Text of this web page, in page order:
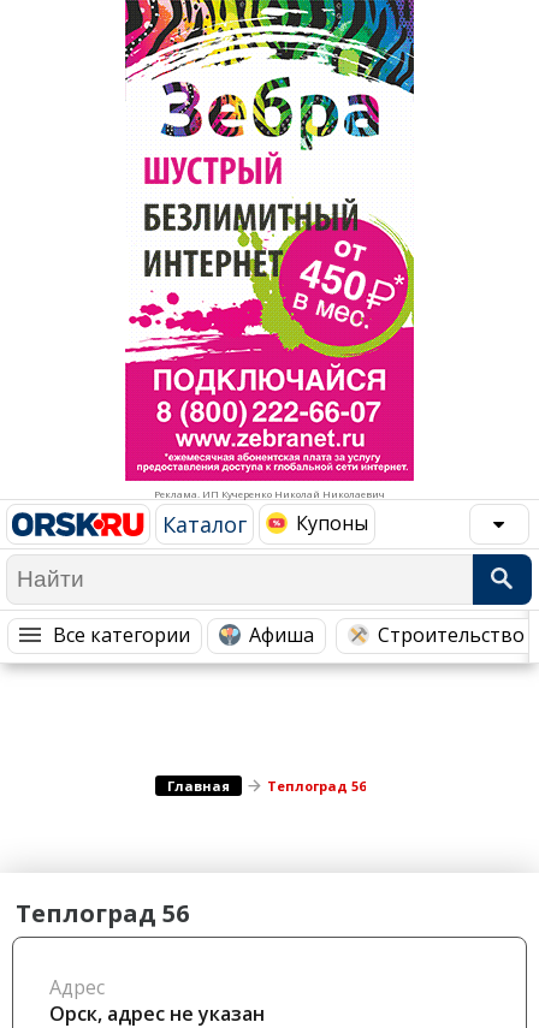
Реклама. ИП Кучеренко Николай Николаевич
Каталог Купоны
Все категории Афиша Строительство
Рестораны, кафе, бары
Развлечения и отдых
Спорт Фитнес
Недвижимость
Красота Косметология
Медицина Здоровье
Гостиницы
Торговля
Бизнес и финансы
Юристы, Экспертиза, Страхование
Ремонт
Социальные организации
Это интересно
Администрация
Промышленность
Городское хозяйство
Популярное →
Главная Теплоград 56
Теплоград 56
Адрес
Орск, адрес не указан